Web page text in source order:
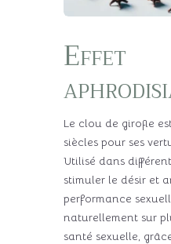
Effet
Le clou de girofle
siècles pour ses
Utilisé dans
stimuler le désir et
performance
naturellement sur
santé sexuelle,